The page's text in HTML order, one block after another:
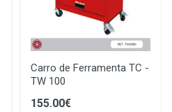
Carro de Ferramenta TC -
TW 100
155.00€